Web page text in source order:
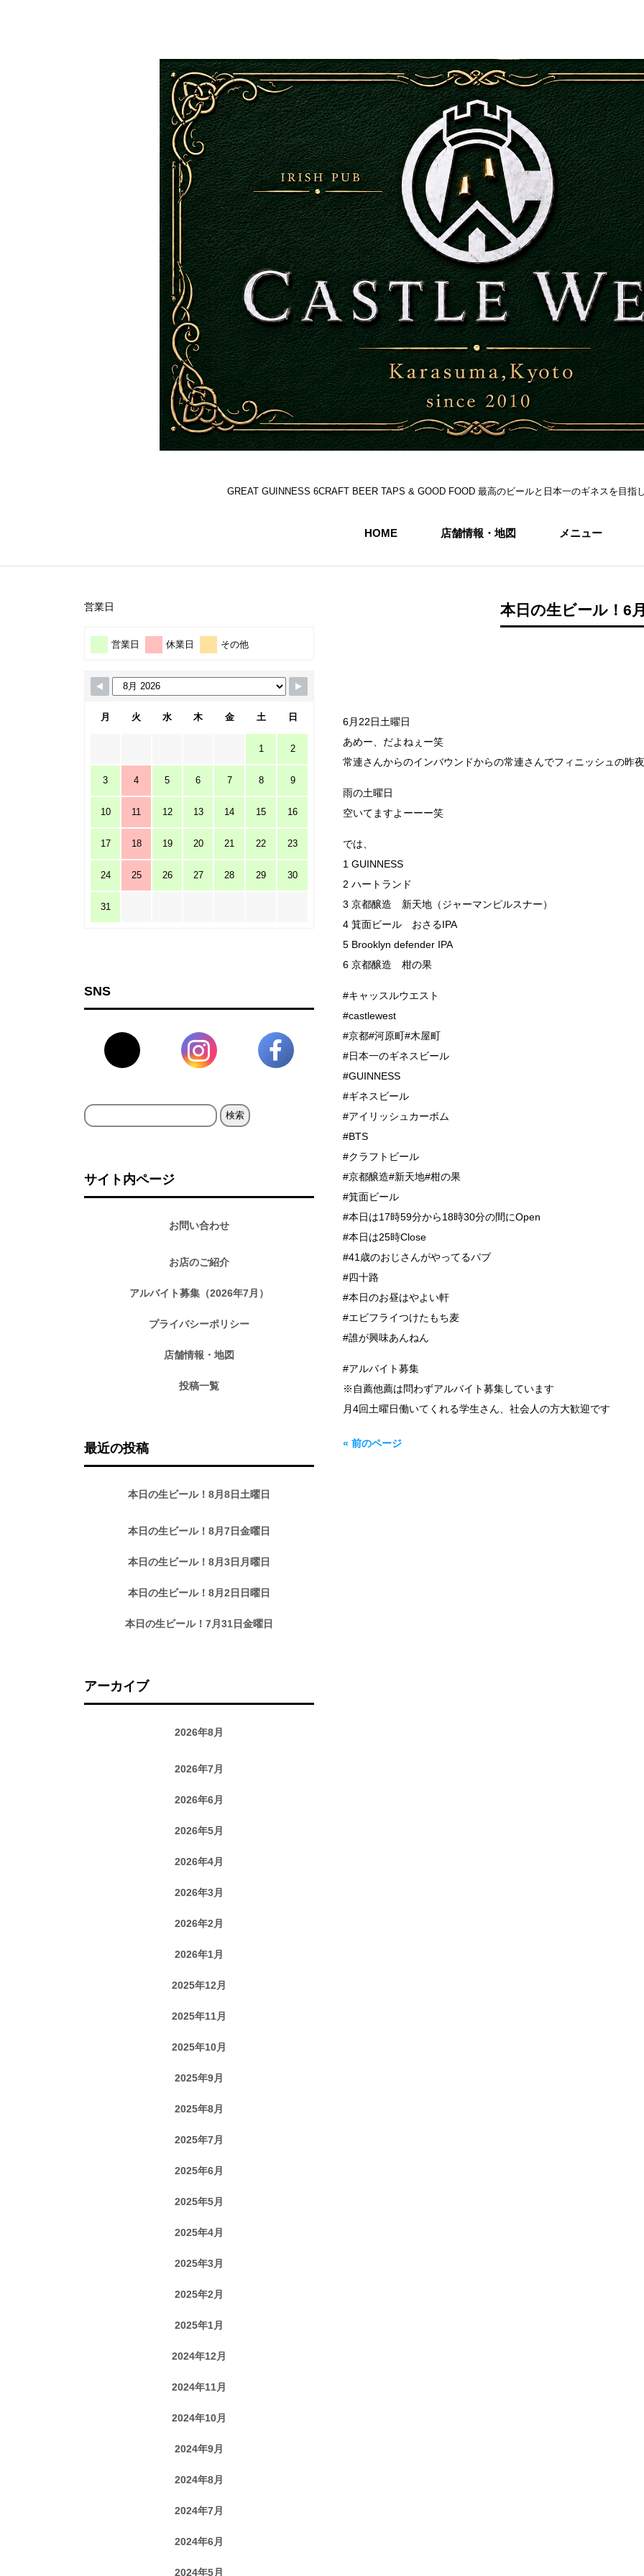
GREAT GUINNESS 6CRAFT BEER TAPS & GOOD FOOD 最高のビールと日本一のギネスを目指
HOME 店舗情報・地図 メニュー
本日の生ビール！6
6月22日土曜日
あめー、だよねぇー笑
常連さんからのインバウンドからの常連さんでフィニッシュの昨
雨の土曜日
空いてますよーーー笑
では、
1 GUINNESS
2 ハートランド
3 京都醸造 新天地（ジャーマンピルスナー）
4 箕面ビール おさるIPA
5 Brooklyn defender IPA
6 京都醸造 柑の果
#キャッスルウエスト
#castlewest
#京都#河原町#木屋町
#日本一のギネスビール
#GUINNESS
#ギネスビール
#アイリッシュカーボム
#BTS
#クラフトビール
#京都醸造#新天地#柑の果
#箕面ビール
#本日は17時59分から18時30分の間にOpen
#本日は25時Close
#41歳のおじさんがやってるパブ
#四十路
#本日のお昼はやよい軒
#エビフライつけたもち麦
#誰が興味あんねん
#アルバイト募集
※自薦他薦は問わずアルバイト募集しています
月4回土曜日働いてくれる学生さん、社会人の方大歓迎です
« 前のページ
営業日
営業日 休業日 その他
月 火 水 木 金 土 日
1 2
3 4 5 6 7 8 9
10 11 12 13 14 15 16
17 18 19 20 21 22 23
24 25 26 27 28 29 30
31
SNS
検
サイト内ページ
お問い合わせ
お店のご紹介
アルバイト募集（2026年7月）
プライバシーポリシー
店舗情報・地図
投稿一覧
最近の投稿
本日の生ビール！8月8日土曜日
本日の生ビール！8月7日金曜日
本日の生ビール！8月3日月曜日
本日の生ビール！8月2日日曜日
本日の生ビール！7月31日金曜日
アーカイブ
2026年8月
2026年7月
2026年6月
2026年5月
2026年4月
2026年3月
2026年2月
2026年1月
2025年12月
2025年11月
2025年10月
2025年9月
2025年8月
2025年7月
2025年6月
2025年5月
2025年4月
2025年3月
2025年2月
2025年1月
2024年12月
2024年11月
2024年10月
2024年9月
2024年8月
2024年7月
2024年6月
2024年5月